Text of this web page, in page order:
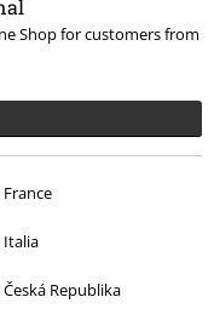
Shop for customers from
France
Italia
Česká Republika
truien